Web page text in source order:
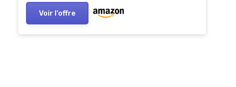
Voir l'offre